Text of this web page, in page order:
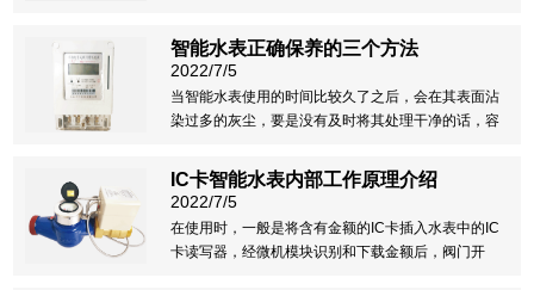
智能水表正确保养的三个方法
2022/7/5
当智能水表使用的时间比较久了之后，会在其表面沾
染过多的灰尘，要是没有及时将其处理干净的话，容
洗就非常麻烦了。情况严重的，还有可能直接导致水
表的度数出现错误。
IC卡智能水表内部工作原理介绍
2022/7/5
在使用时，一般是将含有金额的IC卡插入水表中的IC
卡读写器，经微机模块识别和下载金额后，阀门开